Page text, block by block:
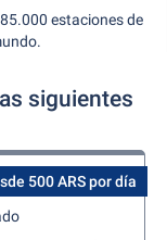
estaciones de
siguientes
500 ARS por día